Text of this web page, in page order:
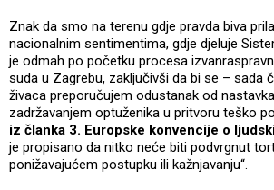
Znak da smo na terenu gdje pravda biva
nacionalnim sentimentima, gdje djeluje
je odmah po početku procesa
suda u Zagrebu, zaključivši da bi se – sada
živaca preporučujem odustanak od
zadržavanjem optuženika u pritvoru teško
iz članka 3. Europske konvencije o
je propisano da nitko neće biti podvrgnut
ponižavajućem postupku ili kažnjavanju“.